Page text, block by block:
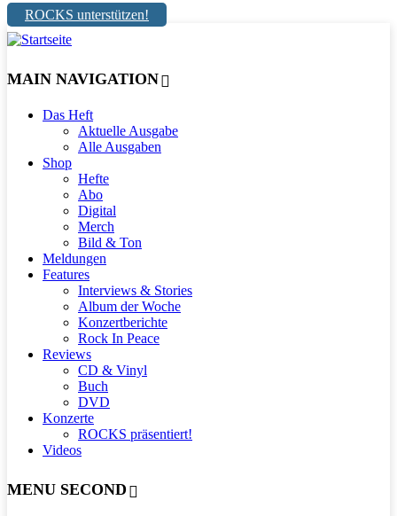
ROCKS unterstützen!
MAIN NAVIGATION
Das Heft
Aktuelle Ausgabe
Alle Ausgaben
Shop
Hefte
Abo
Digital
Merch
Bild & Ton
Meldungen
Features
Interviews & Stories
Album der Woche
Konzertberichte
Rock In Peace
Reviews
CD & Vinyl
Buch
DVD
Konzerte
ROCKS präsentiert!
Videos
MENU SECOND